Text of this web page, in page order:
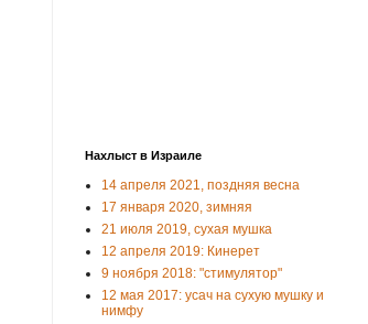
Нахлыст в Израиле
14 апреля 2021, поздняя весна
17 января 2020, зимняя
21 июля 2019, сухая мушка
12 апреля 2019: Кинерет
9 ноября 2018: "стимулятор"
12 мая 2017: усач на сухую мушку и
нимфу